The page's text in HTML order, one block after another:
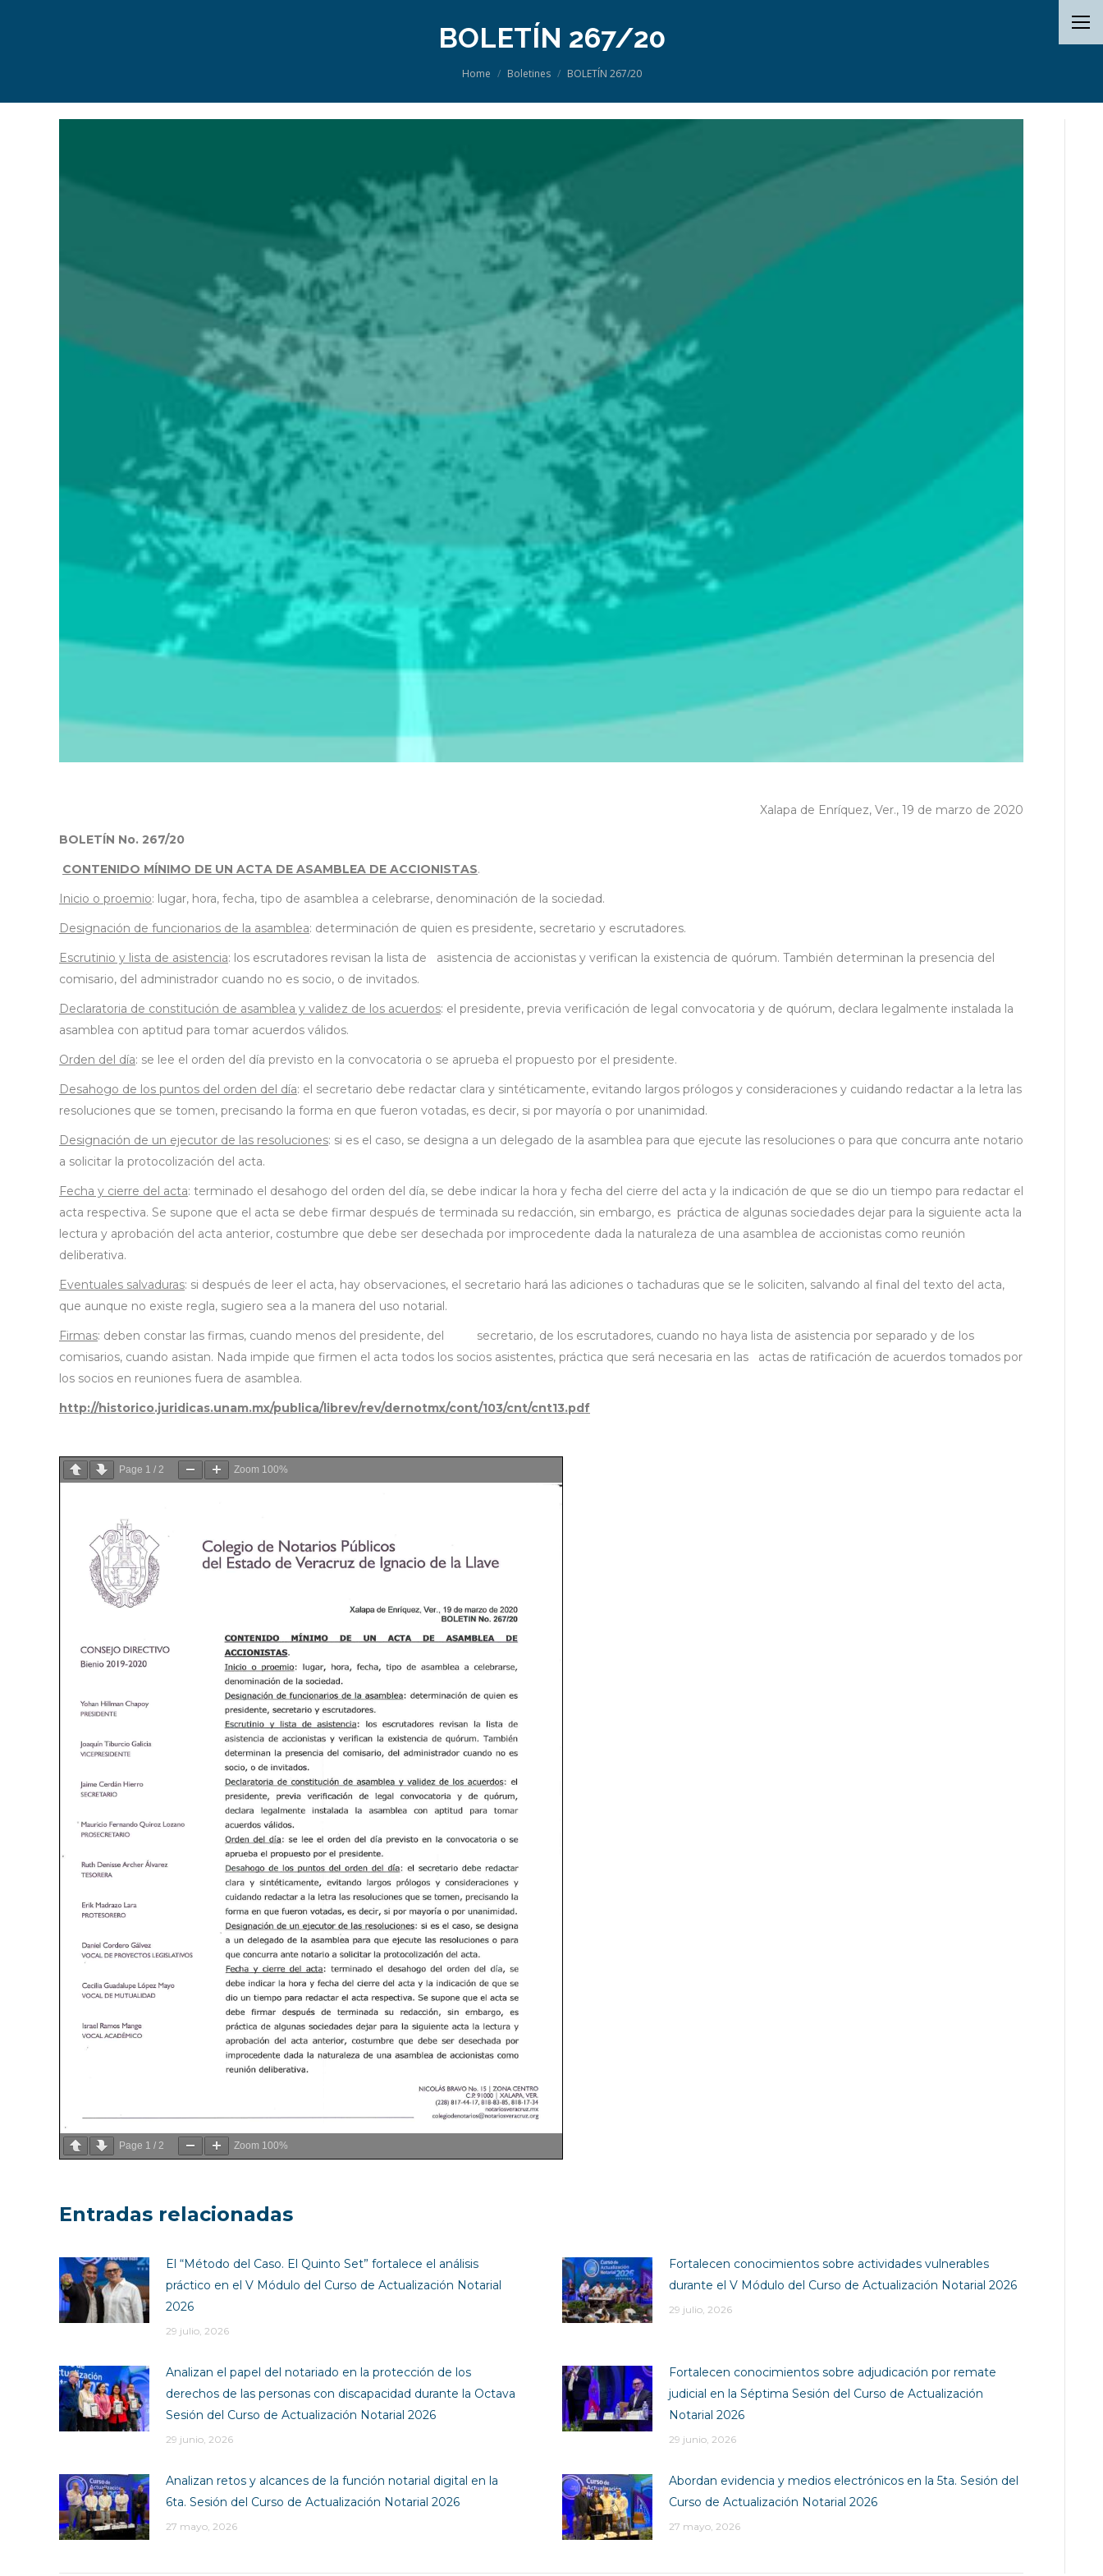
BOLETÍN 267/20
You are here:
Home Boletines BOLETÍN 267/20
Xalapa de Enríquez, Ver., 19 de marzo de 2020
BOLETÍN No. 267/20
CONTENIDO MÍNIMO DE UN ACTA DE ASAMBLEA DE ACCIONISTAS.
Inicio o proemio: lugar, hora, fecha, tipo de asamblea a celebrarse, denominación de la sociedad.
Designación de funcionarios de la asamblea: determinación de quien es presidente, secretario y escrutadores.
Escrutinio y lista de asistencia: los escrutadores revisan la lista de asistencia de accionistas y verifican la existencia de quórum. También determinan la presencia del
comisario, del administrador cuando no es socio, o de invitados.
Declaratoria de constitución de asamblea y validez de los acuerdos: el presidente, previa verificación de legal convocatoria y de quórum, declara legalmente instalada la
asamblea con aptitud para tomar acuerdos válidos.
Orden del día: se lee el orden del día previsto en la convocatoria o se aprueba el propuesto por el presidente.
Desahogo de los puntos del orden del día: el secretario debe redactar clara y sintéticamente, evitando largos prólogos y consideraciones y cuidando redactar a la letra las
resoluciones que se tomen, precisando la forma en que fueron votadas, es decir, si por mayoría o por unanimidad.
Designación de un ejecutor de las resoluciones: si es el caso, se designa a un delegado de la asamblea para que ejecute las resoluciones o para que concurra ante notario
a solicitar la protocolización del acta.
Fecha y cierre del acta: terminado el desahogo del orden del día, se debe indicar la hora y fecha del cierre del acta y la indicación de que se dio un tiempo para redactar el
acta respectiva. Se supone que el acta se debe firmar después de terminada su redacción, sin embargo, es práctica de algunas sociedades dejar para la siguiente acta la
lectura y aprobación del acta anterior, costumbre que debe ser desechada por improcedente dada la naturaleza de una asamblea de accionistas como reunión
deliberativa.
Eventuales salvaduras: si después de leer el acta, hay observaciones, el secretario hará las adiciones o tachaduras que se le soliciten, salvando al final del texto del acta,
que aunque no existe regla, sugiero sea a la manera del uso notarial.
Firmas: deben constar las firmas, cuando menos del presidente, del secretario, de los escrutadores, cuando no haya lista de asistencia por separado y de los
comisarios, cuando asistan. Nada impide que firmen el acta todos los socios asistentes, práctica que será necesaria en las actas de ratificación de acuerdos tomados por
los socios en reuniones fuera de asamblea.
http://historico.juridicas.unam.mx/publica/librev/rev/dernotmx/cont/103/cnt/cnt13.pdf
Page 1 / 2 Zoom 100%
Page 1 / 2 Zoom 100%
Entradas relacionadas
El “Método del Caso. El Quinto Set” fortalece el análisis
práctico en el V Módulo del Curso de Actualización Notarial
2026
29 julio, 2026
Fortalecen conocimientos sobre actividades vulnerables
durante el V Módulo del Curso de Actualización Notarial 2026
29 julio, 2026
Analizan el papel del notariado en la protección de los
derechos de las personas con discapacidad durante la Octava
Sesión del Curso de Actualización Notarial 2026
29 junio, 2026
Fortalecen conocimientos sobre adjudicación por remate
judicial en la Séptima Sesión del Curso de Actualización
Notarial 2026
29 junio, 2026
Analizan retos y alcances de la función notarial digital en la
6ta. Sesión del Curso de Actualización Notarial 2026
27 mayo, 2026
Abordan evidencia y medios electrónicos en la 5ta. Sesión del
Curso de Actualización Notarial 2026
27 mayo, 2026